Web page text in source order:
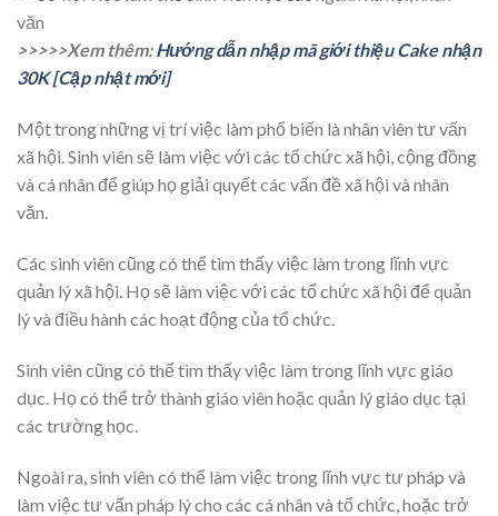
>>>>>Xem thêm:Hướng dẫn nhập mã giới thiệu Cake nhận
30K [Cập nhật mới]
Một trong những vị trí việc làm phổ biến là nhân viên tư vấn
xã hội. Sinh viên sẽ làm việc với các tổ chức xã hội, cộng đồng
và cá nhân để giúp họ giải quyết các vấn đề xã hội và nhân
văn.
Các sinh viên cũng có thể tìm thấy việc làm trong lĩnh vực
quản lý xã hội. Họ sẽ làm việc với các tổ chức xã hội để quản
lý và điều hành các hoạt động của tổ chức.
Sinh viên cũng có thể tìm thấy việc làm trong lĩnh vực giáo
dục. Họ có thể trở thành giáo viên hoặc quản lý giáo dục tại
các trường học.
Ngoài ra, sinh viên có thể làm việc trong lĩnh vực tư pháp và
làm việc tư vấn pháp lý cho các cá nhân và tổ chức, hoặc trở